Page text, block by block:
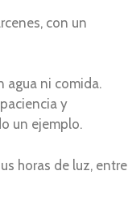
con un
agua ni comida.
y
un ejemplo.
horas de luz, entre